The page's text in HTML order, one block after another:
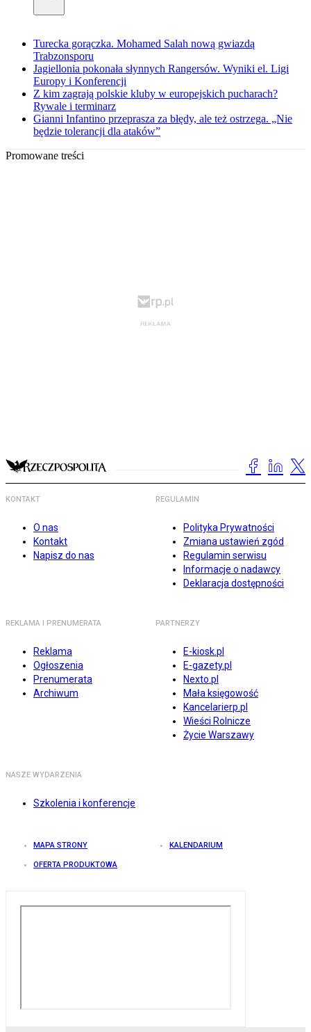
Turecka gorączka. Mohamed Salah nową gwiazdą
Trabzonsporu
Jagiellonia pokonała słynnych Rangersów. Wyniki el. Ligi
Europy i Konferencji
Z kim zagrają polskie kluby w europejskich pucharach?
Rywale i terminarz
Gianni Infantino przeprasza za błędy, ale też ostrzega. „Nie
będzie tolerancji dla ataków”
Promowane treści
KONTAKT
O nas
Kontakt
Napisz do nas
REGULAMIN
Polityka Prywatności
Zmiana ustawień zgód
Regulamin serwisu
Informacje o nadawcy
Deklaracja dostępności
REKLAMA I PRENUMERATA
Reklama
Ogłoszenia
Prenumerata
Archiwum
PARTNERZY
E-kiosk.pl
E-gazety.pl
Nexto.pl
Mała księgowość
Kancelarierp.pl
Wieści Rolnicze
Życie Warszawy
NASZE WYDARZENIA
Szkolenia i konferencje
MAPA STRONY KALENDARIUM
OFERTA PRODUKTOWA